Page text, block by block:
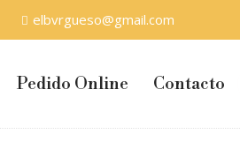
elbvrgueso@gmail.com
Pedido Online Contacto